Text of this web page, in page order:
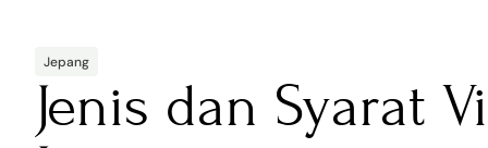
Jepang
Jenis dan Syarat